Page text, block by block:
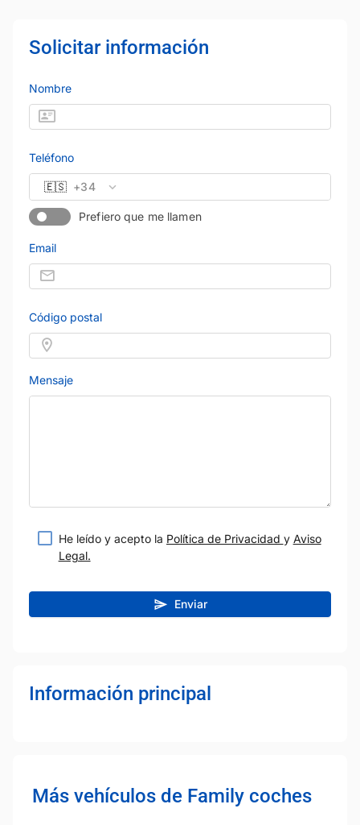
Solicitar información
Nombre
Teléfono
🇪🇸 +34
Prefiero que me llamen
Email
Código postal
Mensaje
He leído y acepto la Política de Privacidad y Aviso
Legal.
Enviar
Información principal
Más vehículos de Family coches